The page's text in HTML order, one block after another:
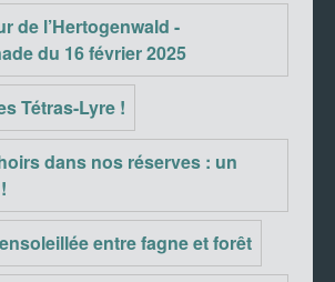
de l’Hertogenwald -
du 16 février 2025
Tétras-Lyre !
dans nos réserves : un
entre fagne et forêt